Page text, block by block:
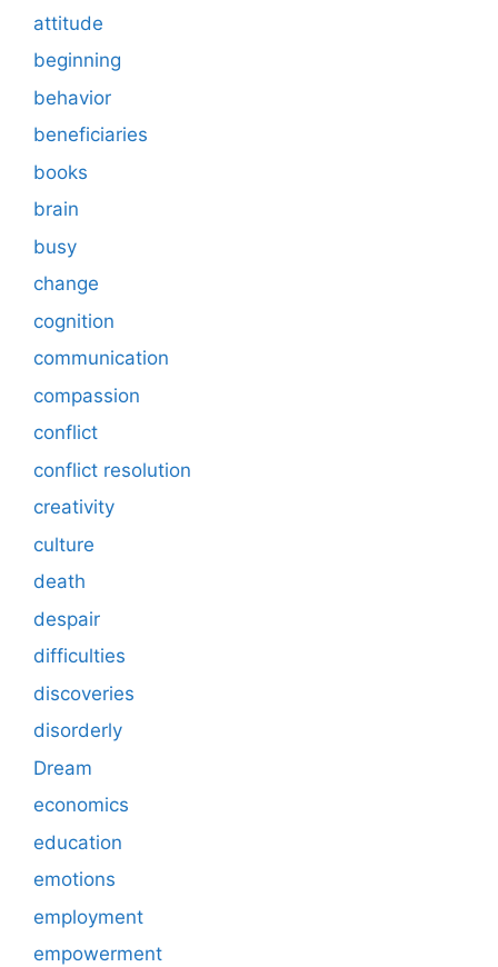
attitude
beginning
behavior
beneficiaries
books
brain
busy
change
cognition
communication
compassion
conflict
conflict resolution
creativity
culture
death
despair
difficulties
discoveries
disorderly
Dream
economics
education
emotions
employment
empowerment